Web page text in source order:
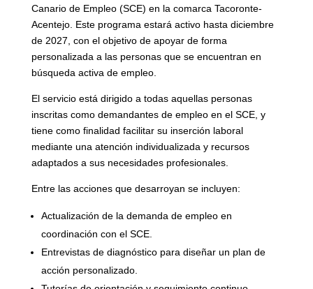
Canario de Empleo (SCE) en la comarca Tacoronte-
Acentejo. Este programa estará activo hasta diciembre
de 2027, con el objetivo de apoyar de forma
personalizada a las personas que se encuentran en
búsqueda activa de empleo.
El servicio está dirigido a todas aquellas personas
inscritas como demandantes de empleo en el SCE, y
tiene como finalidad facilitar su inserción laboral
mediante una atención individualizada y recursos
adaptados a sus necesidades profesionales.
Entre las acciones que desarroyan se incluyen:
Actualización de la demanda de empleo en
coordinación con el SCE.
Entrevistas de diagnóstico para diseñar un plan de
acción personalizado.